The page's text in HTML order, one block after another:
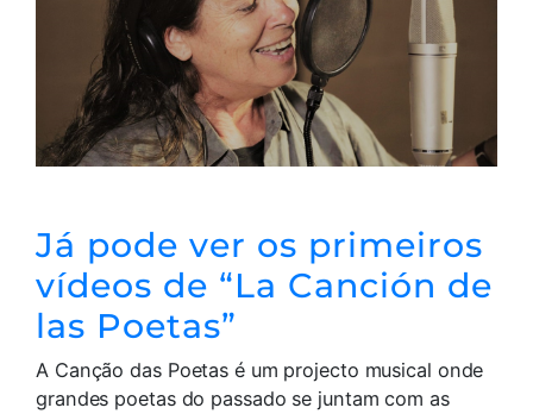
Já pode ver os primeiros
vídeos de “La Canción de
las Poetas”
A Canção das Poetas é um projecto musical onde
grandes poetas do passado se juntam com as